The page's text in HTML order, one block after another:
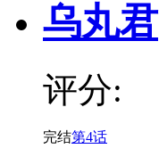
乌丸君
评分:
完结第4话